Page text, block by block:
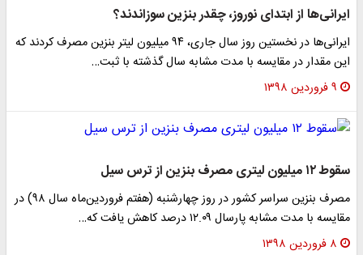
ایرانی‌ها از ابتدای نوروز، چقدر بنزین سوزاندند؟
ایرانی‌ها در نخستین روز سال جاری، ۹۴ میلیون لیتر بنزین مصرف کردند که
این مقدار در مقایسه با مدت مشابه سال گذشته با ثبت…
۹ فروردین ۱۳۹۸
سقوط ۱۲ میلیون لیتری مصرف بنزین از ترس سیل
مصرف بنزین سراسر کشور در روز چهارشنبه (هفتم فروردین‌ماه سال ۹۸) در
مقایسه با مدت مشابه پارسال ۱۲.۰۹ درصد کاهش یافت که…
۸ فروردین ۱۳۹۸